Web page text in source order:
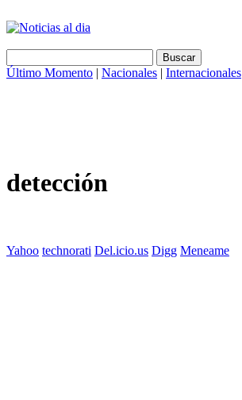
Último Momento | Nacionales | Internacionales
detección
Yahoo technorati Del.icio.us Digg Meneame